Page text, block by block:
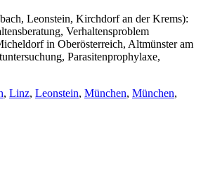
Leonstein, Kirchdorf an der Krems):
Verhaltensproblem
in Oberösterreich, Altmünster am
Parasitenprophylaxe,
, Linz, Leonstein, München, München,